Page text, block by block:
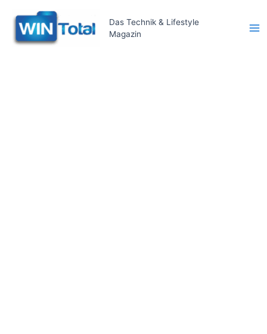
Inhalt
springen
Das Technik & Lifestyle
Magazin